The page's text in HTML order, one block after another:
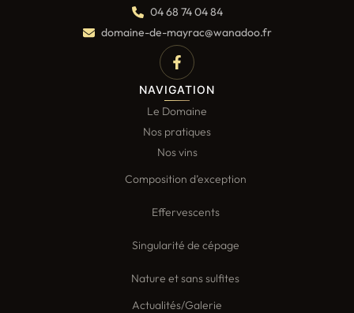
04 68 74 04 84
domaine-de-mayrac@wanadoo.fr
NAVIGATION
Le Domaine
Nos pratiques
Nos vins
Composition d’exception
Effervescents
Singularité de cépage
Nature et sans sulfites
Actualités/Galerie